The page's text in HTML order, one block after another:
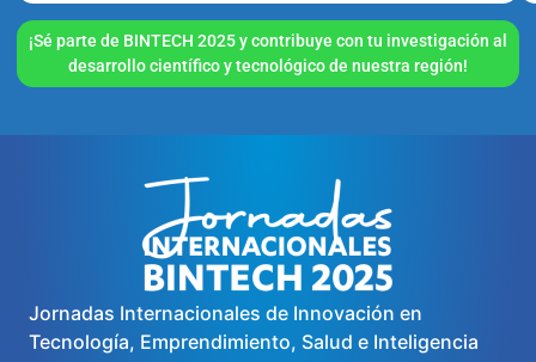
¡Sé parte de BINTECH 2025 y contribuye con tu investigación al
desarrollo científico y tecnológico de nuestra región!
Jornadas Internacionales de Innovación en
Tecnología, Emprendimiento, Salud e Inteligencia